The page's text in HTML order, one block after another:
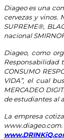
Diageo es una
cervezas y vinos.
SUPREME®,
nacional
Diageo, como
Responsabilidad
CONSUMO
VIDA”, el cual
MERCADEO
de estudiantes al
La empresa